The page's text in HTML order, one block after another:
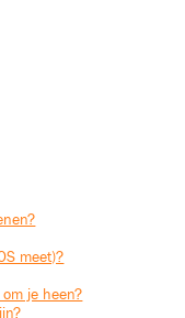
meet)?
je heen?